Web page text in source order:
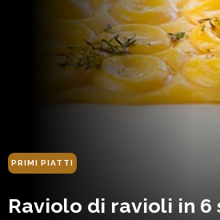
PRIMI PIATTI
Raviolo di ravioli in